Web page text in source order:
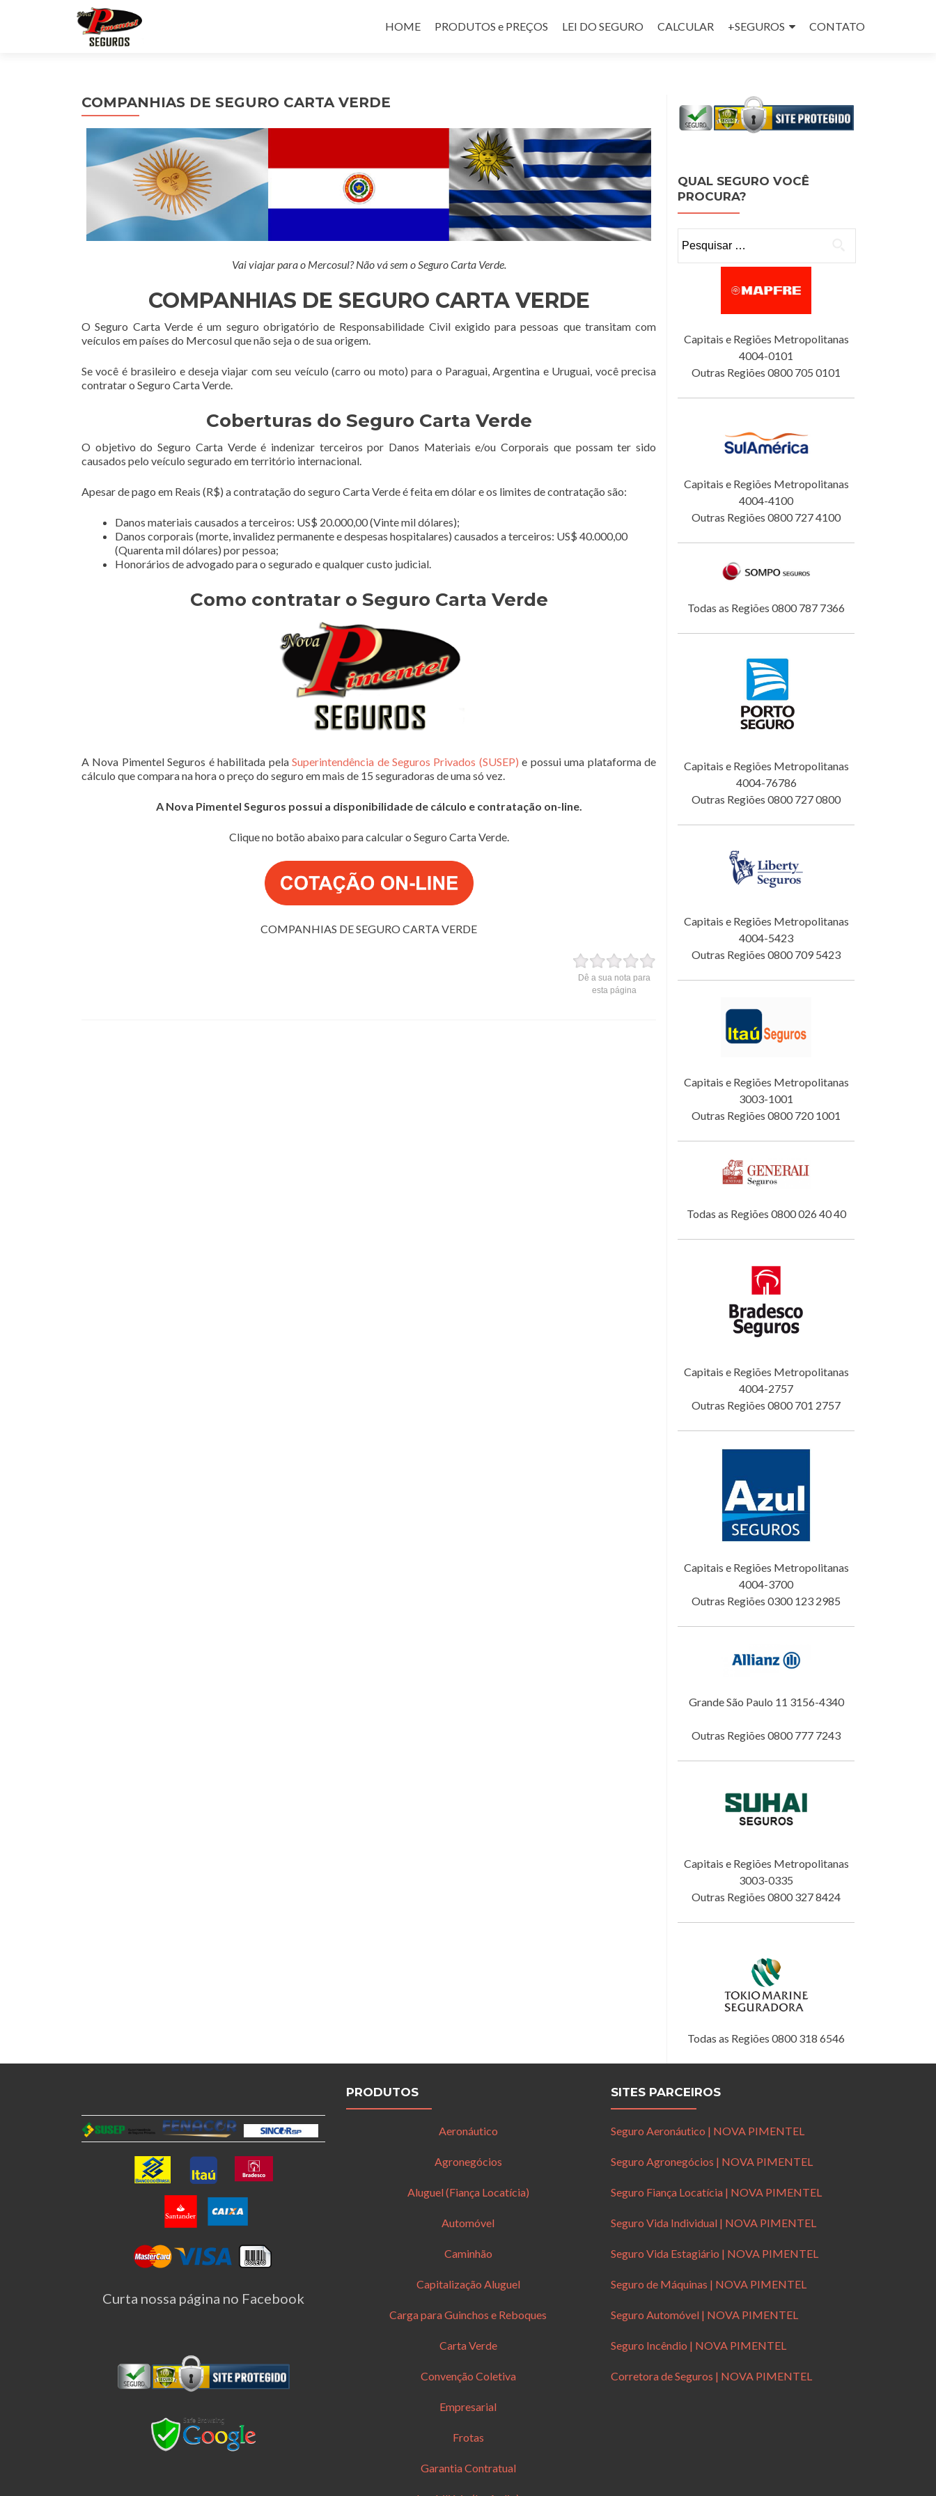
HOME
PRODUTOS e PREÇOS LEI DO SEGURO CALCULAR +SEGUROS CONTATO
COMPANHIAS DE SEGURO CARTA VERDE
Vai viajar para o Mercosul? Não vá sem o Seguro Carta Verde.
COMPANHIAS DE SEGURO CARTA VERDE
O Seguro Carta Verde é um seguro obrigatório de Responsabilidade Civil exigido para pessoas que transitam com
veículos em países do Mercosul que não seja o de sua origem.
Se você é brasileiro e deseja viajar com seu veículo (carro ou moto) para o Paraguai, Argentina e Uruguai, você precisa
contratar o Seguro Carta Verde.
Coberturas do Seguro Carta Verde
O objetivo do Seguro Carta Verde é indenizar terceiros por Danos Materiais e/ou Corporais que possam ter sido
causados pelo veículo segurado em território internacional.
Apesar de pago em Reais (R$) a contratação do seguro Carta Verde é feita em dólar e os limites de contratação são:
Danos materiais causados a terceiros: US$ 20.000,00 (Vinte mil dólares);
Danos corporais (morte, invalidez permanente e despesas hospitalares) causados a terceiros: US$ 40.000,00
(Quarenta mil dólares) por pessoa;
Honorários de advogado para o segurado e qualquer custo judicial.
Como contratar o Seguro Carta Verde
A Nova Pimentel Seguros é habilitada pelaSuperintendência de Seguros Privados (SUSEP) e possui uma plataforma de
cálculo que compara na hora o preço do seguro em mais de 15 seguradoras de uma só vez.
A Nova Pimentel Seguros possui a disponibilidade de cálculo e contratação on-line.
Clique no botão abaixo para calcular o Seguro Carta Verde.
COMPANHIAS DE SEGURO CARTA VERDE
Dê a sua nota para
esta página
QUAL SEGURO VOCÊ
PROCURA?
Capitais e Regiões Metropolitanas
4004-0101
Outras Regiões 0800 705 0101
Capitais e Regiões Metropolitanas
4004-4100
Outras Regiões 0800 727 4100
Todas as Regiões 0800 787 7366
Capitais e Regiões Metropolitanas
4004-76786
Outras Regiões 0800 727 0800
Capitais e Regiões Metropolitanas
4004-5423
Outras Regiões 0800 709 5423
Capitais e Regiões Metropolitanas
3003-1001
Outras Regiões 0800 720 1001
Todas as Regiões 0800 026 40 40
Capitais e Regiões Metropolitanas
4004-2757
Outras Regiões 0800 701 2757
Capitais e Regiões Metropolitanas
4004-3700
Outras Regiões 0300 123 2985
Grande São Paulo 11 3156-4340
Outras Regiões 0800 777 7243
Capitais e Regiões Metropolitanas
3003-0335
Outras Regiões 0800 327 8424
Todas as Regiões 0800 318 6546
Curta nossa página no Facebook
PRODUTOS
Aeronáutico
Agronegócios
Aluguel (Fiança Locatícia)
Automóvel
Caminhão
Capitalização Aluguel
Carga para Guinchos e Reboques
Carta Verde
Convenção Coletiva
Empresarial
Frotas
Garantia Contratual
SITES PARCEIROS
Seguro Aeronáutico | NOVA PIMENTEL
Seguro Agronegócios | NOVA PIMENTEL
Seguro Fiança Locatícia | NOVA PIMENTEL
Seguro Vida Individual | NOVA PIMENTEL
Seguro Vida Estagiário | NOVA PIMENTEL
Seguro de Máquinas | NOVA PIMENTEL
Seguro Automóvel | NOVA PIMENTEL
Seguro Incêndio | NOVA PIMENTEL
Corretora de Seguros | NOVA PIMENTEL